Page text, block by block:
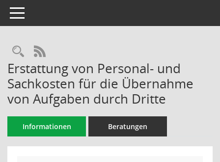
Toggle navigation
Rechercheauswahl
RSS-Feed
Erstattung von Personal- und
Sachkosten für die Übernahme
von Aufgaben durch Dritte
Informationen Beratungen